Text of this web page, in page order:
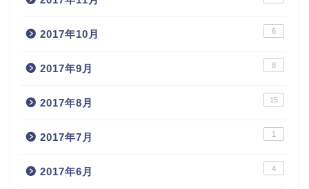
2017年10月 6
2017年9月 8
2017年8月 15
2017年7月 1
2017年6月 4